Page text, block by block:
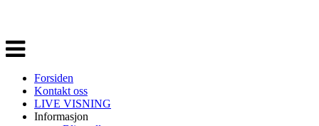
Veksle
navigasjon
Forsiden
Kontakt oss
LIVE VISNING
Informasjon